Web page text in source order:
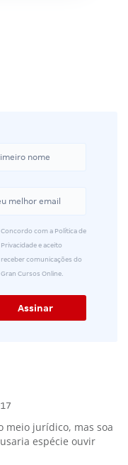
Concordo com a Política de
Privacidade e aceito
receber comunicações do
Gran Cursos Online.
meio jurídico, mas soa
espécie ouvir